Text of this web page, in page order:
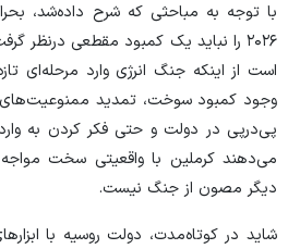
با توجه به مباحثی که شرح داده‌شد،
۲۰۲۶ را نباید یک کمبود مقطعی درنظر
است از اینکه جنگ انرژی وارد مرحله‌ای
وجود کمبود سوخت، تمدید ممنوعیت‌های
پی‌درپی در دولت و حتی فکر کردن به
می‌دهند کرملین با واقعیتی سخت
دیگر مصون از جنگ نیست.
شاید در کوتاه‌مدت، دولت روسیه با